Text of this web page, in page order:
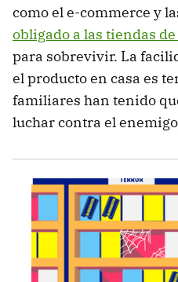
como el e-commerce y
obligado a las tiendas
para sobrevivir. La
el producto en casa es
familiares han tenido
luchar contra el